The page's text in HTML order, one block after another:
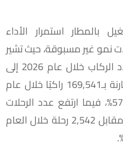
بالمطار استمرار الأداء
نمو غير مسبوقة، حيث تشير
التقديرات إلى ارتفاع عدد الركاب خلال عام 2026 إلى
نحو 266,593 راكبًا، مقارنة بـ169,541 راكبًا خلال عام
2025، بنسبة نمو تبلغ 57%، فيما ارتفع عدد الرحلات
الجوية إلى 3,193 رحلة مقابل 2,542 رحلة خلال العام